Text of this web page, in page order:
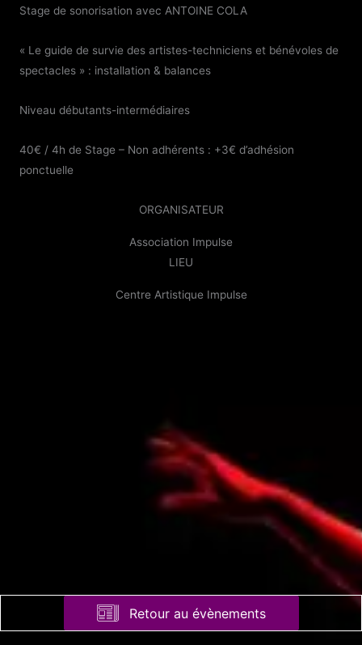
Stage de sonorisation avec ANTOINE COLA
« Le guide de survie des artistes-techniciens et bénévoles de
spectacles » : installation & balances
Niveau débutants-intermédiaires
40€ / 4h de Stage – Non adhérents : +3€ d’adhésion
ponctuelle
ORGANISATEUR
Association Impulse
LIEU
Centre Artistique Impulse
Retour au évènements